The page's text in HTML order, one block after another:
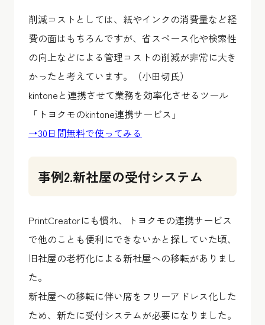
削減コストとしては、紙やインクの消費量など経
費の面はもちろんですが、省スペース化や検索性
の向上などによる管理コストの削減が非常に大き
かったと考えています。（小田切氏）
kintoneと連携させて業務を効率化させるツール
「トヨクモのkintone連携サービス」
→30日間無料で使ってみる
事例2.新社屋の受付システム
PrintCreatorにも慣れ、トヨクモの連携サービス
で他のことも便利にできないかと探していた頃、
旧社屋の老朽化による新社屋への移転がありまし
た。
新社屋への移転に伴い席をフリーアドレス化した
ため、新たに受付システムが必要になりました。